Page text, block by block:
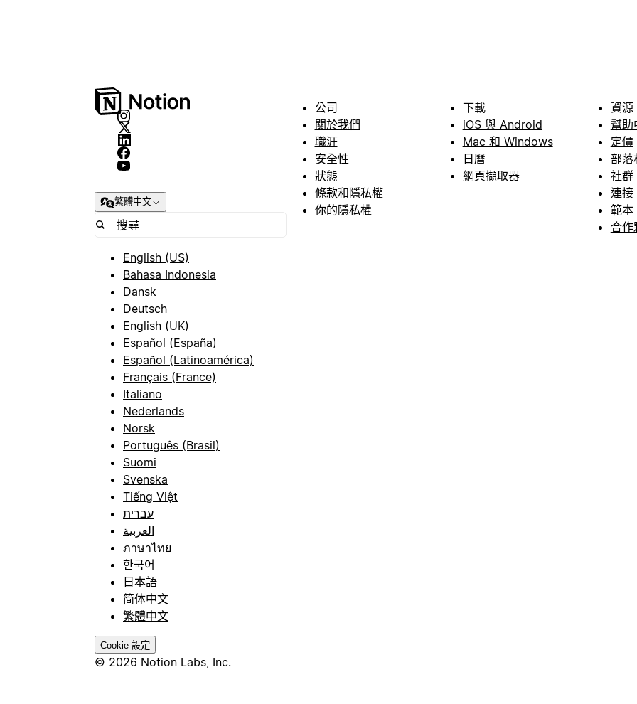
繁體中文
English (US)
Bahasa Indonesia
Dansk
Deutsch
English (UK)
Español (España)
Español (Latinoamérica)
Français (France)
Italiano
Nederlands
Norsk
Português (Brasil)
Suomi
Svenska
Tiếng Việt
עברית
العربية
ภาษาไทย
한국어
日本語
简体中文
繁體中文
Cookie 設定
© 2026 Notion Labs, Inc.
公司
關於我們
職涯
安全性
狀態
條款和隱私權
你的隱私權
下載
iOS 與 Android
Mac 和 Windows
日曆
網頁擷取器
資源
幫助
定價
部落
社群
連接
範本
合作